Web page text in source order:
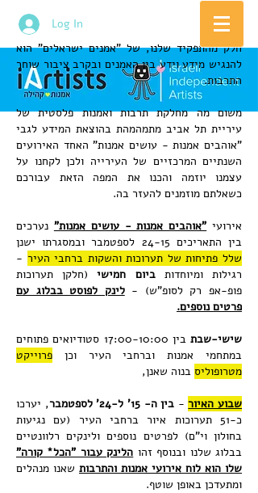
Log In
חלק מהתפקיד שלנו, של "אמנים ישראלים" הוא
להנגיש מידע וידע בין האמנים ובקרב ציבור שוחר
התרבות.
משום מה מחלקת תרבות ואמנות פלסטית של
עיריית תל אביב מתמהמהת בהוצאת המידע לגבי
"אוהבים אמנות - עושים אמנות" האחד האירועים
השנתיים המרכזיים של העירייה ולכן לקחנו על
עצמנו יוזמה והכנו את המפה הזאת עבורכם
כשאלתם מוזמנים להעזר בה.
אירועי "אוהבים אמנות - עושים אמנות" נערכים
בין התאריכים 24-15 לספטמבר ובמסגרתו ישנן
שלל פתיחות של תערוכות והשקות ברחבי העיר -
רגילות ומיוחדותביום חמישי(חלקן תערוכות
פופ-אפ רק לסופ"ש) -לינק לפוסט בבלוג עם
פרטים נוספים.
שישי-שבת
בין 17:00-10:00 סטודיואים פתוחים
במתחמי אמנות וברחבי העיר וכן פרוייקט
מטרופוליס בנוה שאנן,
שבוע האיור- בין ה- 15' ל-24' לספטמבר
, יערכו
כ-51 תערוכות איור ברחבי העיר (עם נגיעות
בחולון וי"ם) לפרטים נוספים ולינקים רלוונטיים
בבלוג שלנו ובנוסף זהו הלינק עבור "הכל* קורה"
שלו הוא לוח אירועי אמנות והתרבות שאנו מנהלים
ומתעדכן באופן שוטף.